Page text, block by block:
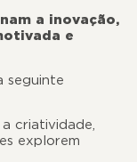
a inovação,
e
seguinte
criatividade,
explorem